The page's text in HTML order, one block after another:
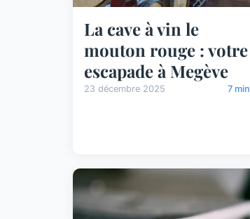
La cave à vin le
mouton rouge : votre
escapade à Megève
23 décembre 2025 7 min